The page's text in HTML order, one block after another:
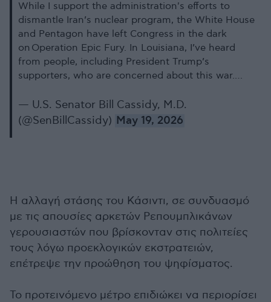
While I support the administration's efforts to
dismantle Iran’s nuclear program, the White House
and Pentagon have left Congress in the dark
on Operation Epic Fury. In Louisiana, I’ve heard
from people, including President Trump’s
supporters, who are concerned about this war.…
— U.S. Senator Bill Cassidy, M.D.
(@SenBillCassidy) May 19, 2026
Η αλλαγή στάσης του Κάσιντι, σε συνδυασμό
με τις απουσίες αρκετών Ρεπουμπλικάνων
γερουσιαστών που βρίσκονταν στις πολιτείες
τους λόγω προεκλογικών εκστρατειών,
επέτρεψε την προώθηση του ψηφίσματος.
Το προτεινόμενο μέτρο επιδιώκει να περιορίσει